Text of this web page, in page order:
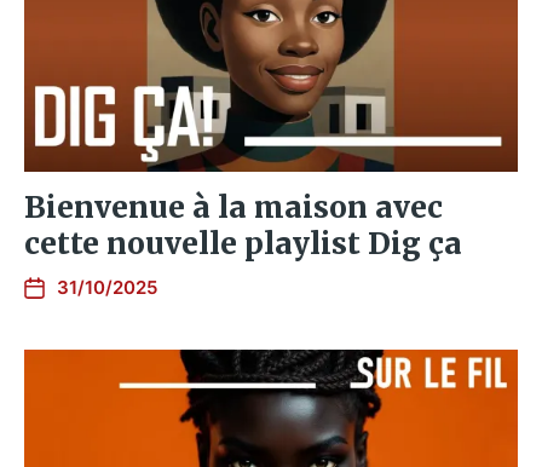
Bienvenue à la maison avec
cette nouvelle playlist Dig ça
31/10/2025